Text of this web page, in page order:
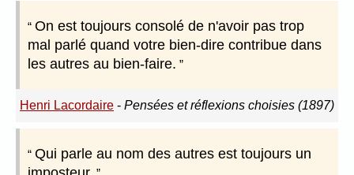
On est toujours consolé de n'avoir pas trop
mal parlé quand votre bien-dire contribue dans
les autres au bien-faire.
Henri Lacordaire - Pensées et réflexions choisies (1897)
Qui parle au nom des autres est toujours un